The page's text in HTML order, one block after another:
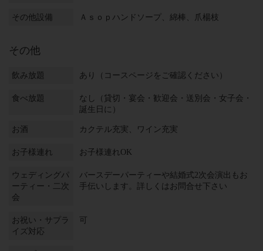
その他設備 Ａｓｏｐハンドソープ、綿棒、爪楊枝
その他
飲み放題 あり（コースページをご確認ください）
食べ放題
なし（貸切・宴会・歓迎会・送別会・女子会・
誕生日に）
お酒 カクテル充実、ワイン充実
お子様連れ お子様連れOK
ウェディングパ
ーティー・二次
会
バースデーパーティーや結婚式2次会演出もお
手伝いします。詳しくはお問合せ下さい
お祝い・サプラ
イズ対応
可